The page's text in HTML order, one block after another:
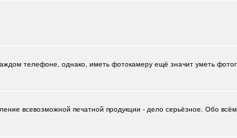
центра 2025
(anti a-d..) +3
Казарина
телефоне, однако, иметь фотокамеру ещё значит уметь
всевозможной печатной продукции - дело серьёзное. Обо